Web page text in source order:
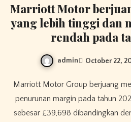
Marriott Motor
yang lebih tinggi dan
rendah pada
admin October 22,
Marriott Motor Group berjuang melawan kenaikan biaya dan
penurunan margin pada tahun
sebesar £39,698 dibandingkan